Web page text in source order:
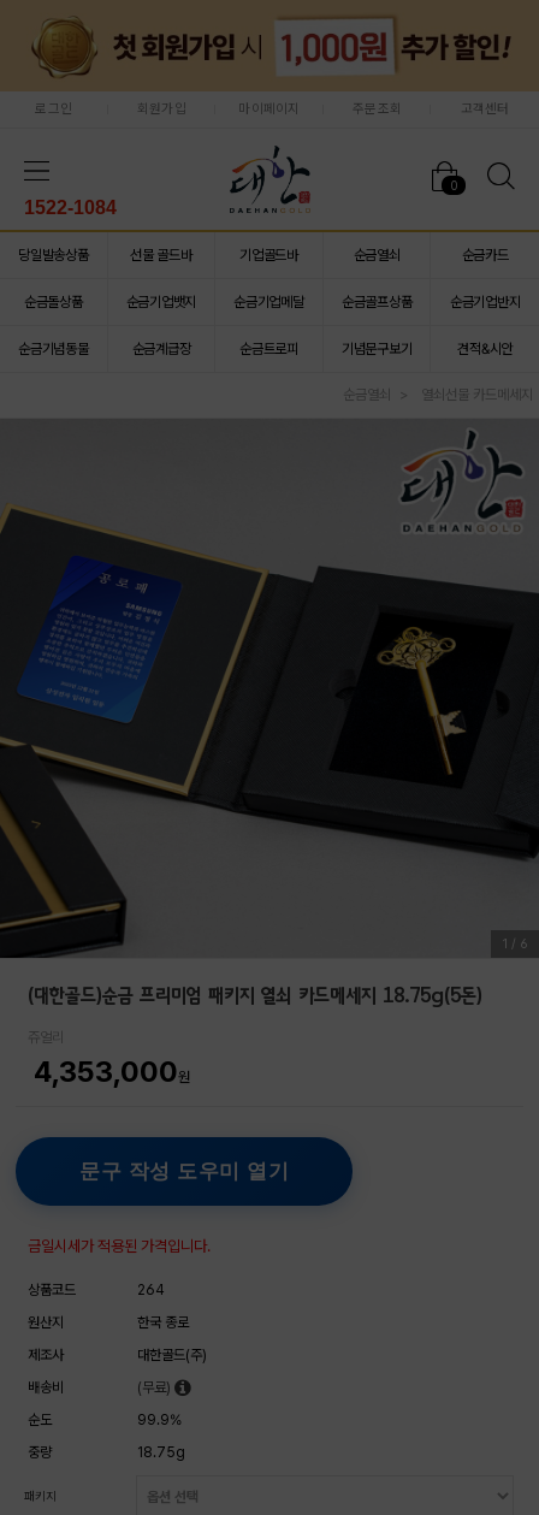
로그인 회원가입 마이페이지 주문조회 고객센터
0
1522-1084
당일발송상품 선물 골드바 기업골드바 순금열쇠 순금카드
순금돌상품 순금기업뱃지 순금기업메달 순금골프상품 순금기업반지
순금기념동물 순금계급장 순금트로피 기념문구보기 견적&시안
순금열쇠 열쇠선물 카드메세지
1 / 6
(대한골드)순금 프리미엄 패키지 열쇠 카드메세지 18.75g(5돈)
쥬얼리
4,353,000원
문구 작성 도우미 열기
금일시세가 적용된 가격입니다.
상품코드
264
원산지
한국 종로
제조사
대한골드(주)
배송비
(무료)
순도
99.9%
중량
18.75g
패키지